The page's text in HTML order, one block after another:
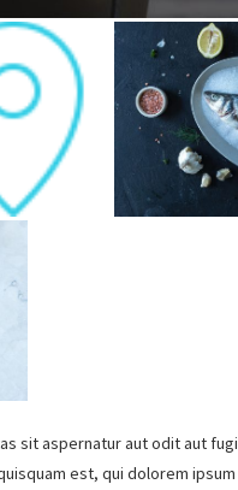
sit aspernatur aut odit aut
est, qui dolorem